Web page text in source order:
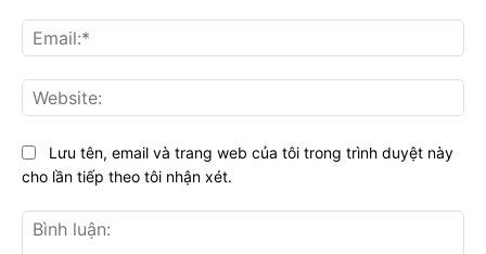
Lưu tên, email và trang web của tôi trong trình duyệt này
cho lần tiếp theo tôi nhận xét.